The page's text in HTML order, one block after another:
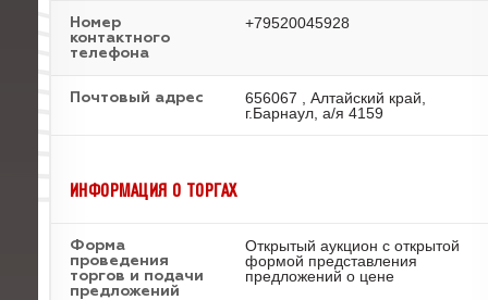
Номер
контактного
телефона
+79520045928
Почтовый адрес
656067 , Алтайский край,
г.Барнаул, а/я 4159
ИНФОРМАЦИЯ О ТОРГАХ
Форма
проведения
торгов и подачи
предложений
Открытый аукцион с открытой
формой представления
предложений о цене